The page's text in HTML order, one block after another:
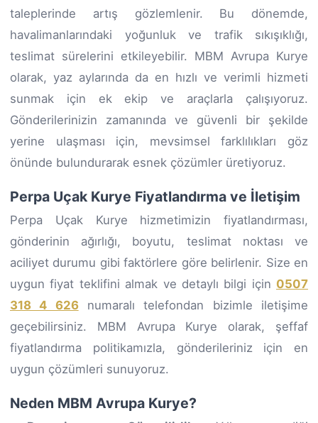
taleplerinde artış gözlemlenir. Bu dönemde,
havalimanlarındaki yoğunluk ve trafik sıkışıklığı,
teslimat sürelerini etkileyebilir. MBM Avrupa Kurye
olarak, yaz aylarında da en hızlı ve verimli hizmeti
sunmak için ek ekip ve araçlarla çalışıyoruz.
Gönderilerinizin zamanında ve güvenli bir şekilde
yerine ulaşması için, mevsimsel farklılıkları göz
önünde bulundurarak esnek çözümler üretiyoruz.
Perpa Uçak Kurye Fiyatlandırma ve İletişim
Perpa Uçak Kurye hizmetimizin fiyatlandırması,
gönderinin ağırlığı, boyutu, teslimat noktası ve
aciliyet durumu gibi faktörlere göre belirlenir. Size en
uygun fiyat teklifini almak ve detaylı bilgi için 0507
318 4 626numaralı telefondan bizimle iletişime
geçebilirsiniz. MBM Avrupa Kurye olarak, şeffaf
fiyatlandırma politikamızla, gönderileriniz için en
uygun çözümleri sunuyoruz.
Neden MBM Avrupa Kurye?